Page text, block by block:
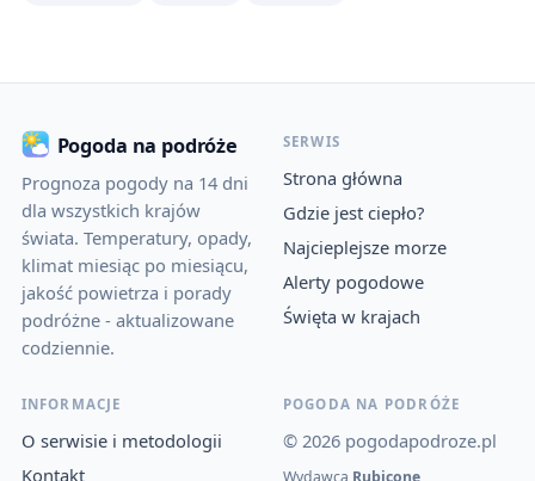
Pogoda na podróże
Prognoza pogody na 14 dni
dla wszystkich krajów
świata. Temperatury, opady,
klimat miesiąc po miesiącu,
jakość powietrza i porady
podróżne - aktualizowane
codziennie.
SERWIS
Strona główna
Gdzie jest ciepło?
Najcieplejsze morze
Alerty pogodowe
Święta w krajach
INFORMACJE
O serwisie i metodologii
Kontakt
POGODA NA PODRÓŻE
© 2026 pogodapodroze.pl